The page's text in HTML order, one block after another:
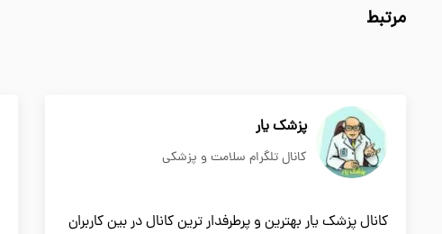
مرتبط
پزشک یار
کانال تلگرام سلامت و پزشکی
کانال پزشک یار بهترین و پرطرفدار ترین کانال در بین کاربران